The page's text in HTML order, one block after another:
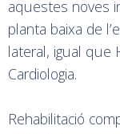
aquestes noves
planta baixa de
lateral, igual que
Cardiologia.
Rehabilitació